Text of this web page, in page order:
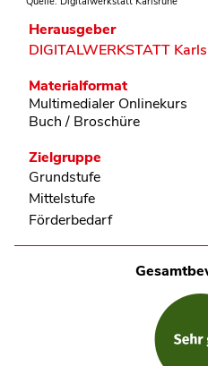
Herausgeber
DIGITALWERKSTATT
Materialformat
Multimedialer Onlinekurs
Buch / Broschüre
Zielgruppe
Grundstufe
Mittelstufe
Förderbedarf